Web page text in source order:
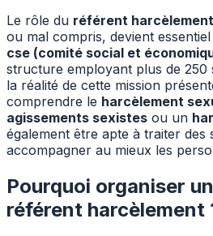
Le rôle du référent harcèlement
ou mal compris, devient
cse (comité social et
structure employant plus de 250
la réalité de cette mission
comprendre le harcèlement
agissements sexistes ou un
également être apte à traiter des
accompagner au mieux les
Pourquoi organiser
référent harcèlement